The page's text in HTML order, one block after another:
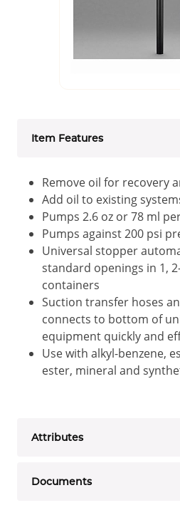
Item Features
Remove oil for recovery
Add oil to existing
Pumps 2.6 oz or 78 ml
Pumps against 200 psi
Universal stopper
standard openings in 1,
containers
Suction transfer hoses
connects to bottom of
equipment quickly and
Use with alkyl-benzene,
ester, mineral and
Attributes
Documents